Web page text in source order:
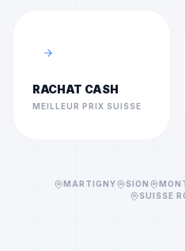
RACHAT CASH
MEILLEUR PRIX SUISSE
MARTIGNY SION
SUISSE